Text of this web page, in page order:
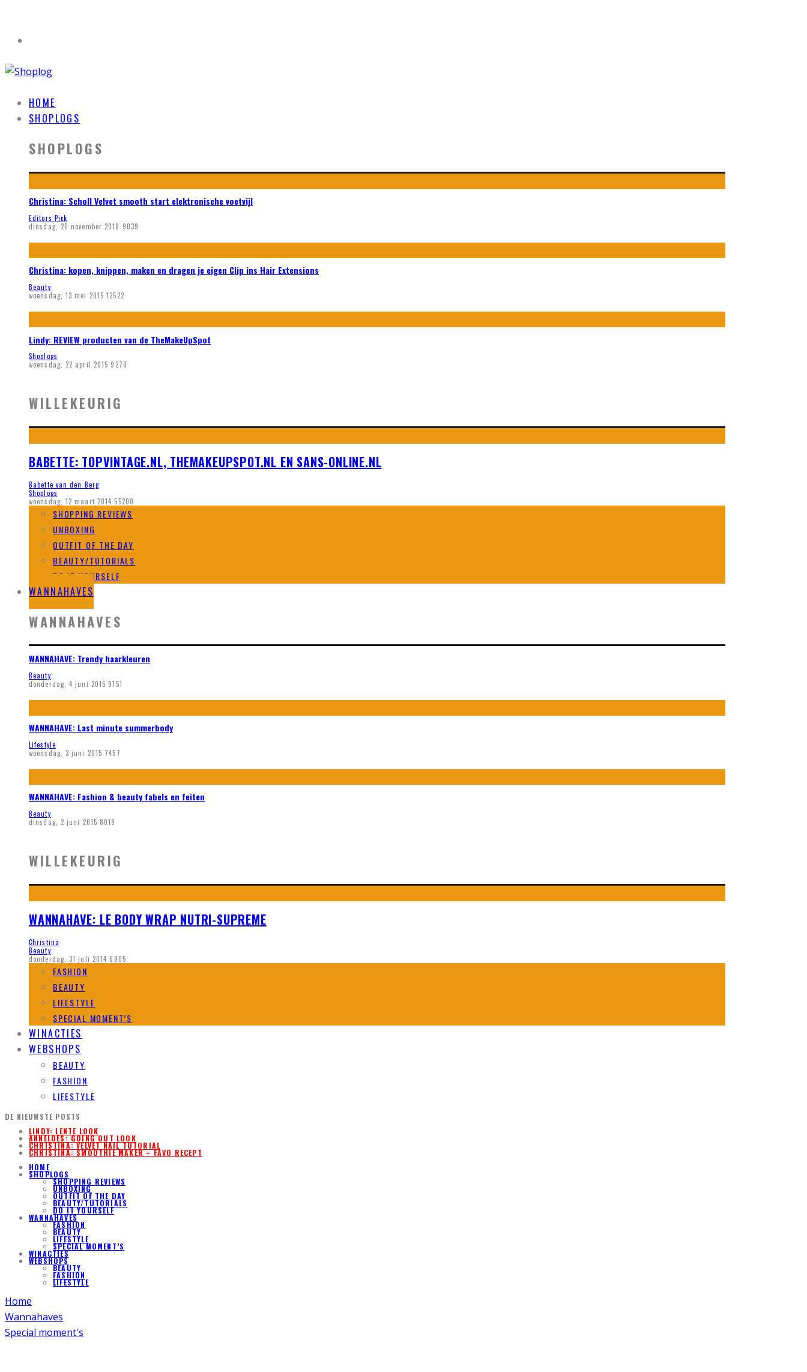
HOME
SHOPLOGS
SHOPLOGS
Christina: Scholl Velvet smooth start elektronische voetvijl
Editors Pick
dinsdag, 20 november 2018 9039
Christina: kopen, knippen, maken en dragen je eigen Clip ins Hair Extensions
Beauty
woensdag, 13 mei 2015 12522
Lindy: REVIEW producten van de TheMakeUpSpot
Shoplogs
woensdag, 22 april 2015 9278
WILLEKEURIG
BABETTE: TOPVINTAGE.NL, THEMAKEUPSPOT.NL EN SANS-ONLINE.NL
Babette van den Berg
Shoplogs
woensdag, 12 maart 2014 55200
SHOPPING REVIEWS
UNBOXING
OUTFIT OF THE DAY
BEAUTY/TUTORIALS
DO IT YOURSELF
WANNAHAVES
WANNAHAVES
WANNAHAVE: Trendy haarkleuren
Beauty
donderdag, 4 juni 2015 9151
WANNAHAVE: Last minute summerbody
Lifestyle
woensdag, 3 juni 2015 7457
WANNAHAVE: Fashion & beauty fabels en feiten
Beauty
dinsdag, 2 juni 2015 8018
WILLEKEURIG
WANNAHAVE: LE BODY WRAP NUTRI-SUPREME
Christina
Beauty
donderdag, 31 juli 2014 6905
FASHION
BEAUTY
LIFESTYLE
SPECIAL MOMENT’S
WINACTIES
WEBSHOPS
BEAUTY
FASHION
LIFESTYLE
DE NIEUWSTE POSTS
LINDY: LENTE LOOK
ANNELOES: GOING OUT LOOK
CHRISTINA: VELVET NAIL TUTORIAL
CHRISTINA: SMOOTHIE MAKER + FAVO RECEPT
HOME
SHOPLOGS
SHOPPING REVIEWS
UNBOXING
OUTFIT OF THE DAY
BEAUTY/TUTORIALS
DO IT YOURSELF
WANNAHAVES
FASHION
BEAUTY
LIFESTYLE
SPECIAL MOMENT’S
WINACTIES
WEBSHOPS
BEAUTY
FASHION
LIFESTYLE
Home
Wannahaves
Special moment's